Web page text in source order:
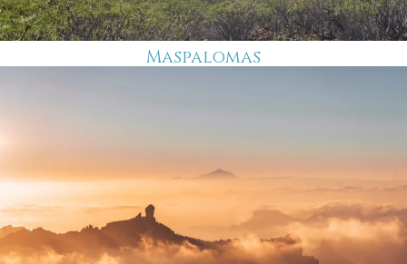
Maspalomas